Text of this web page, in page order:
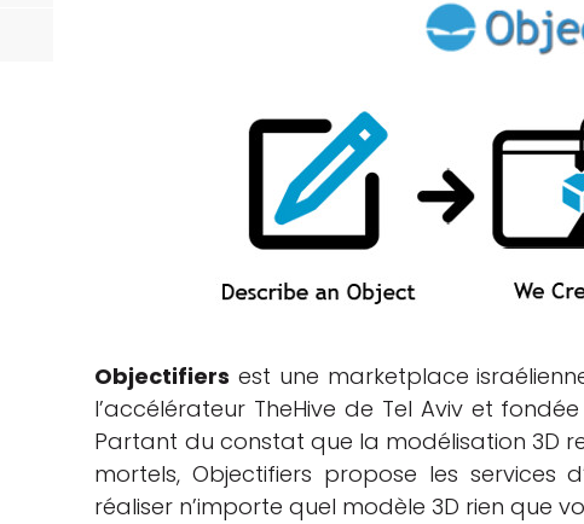
Objectifiers est une marketplace
l’accélérateur TheHive de Tel Aviv et
Partant du constat que la modélisation 3D
mortels, Objectifiers propose les services
réaliser n’importe quel modèle 3D rien que